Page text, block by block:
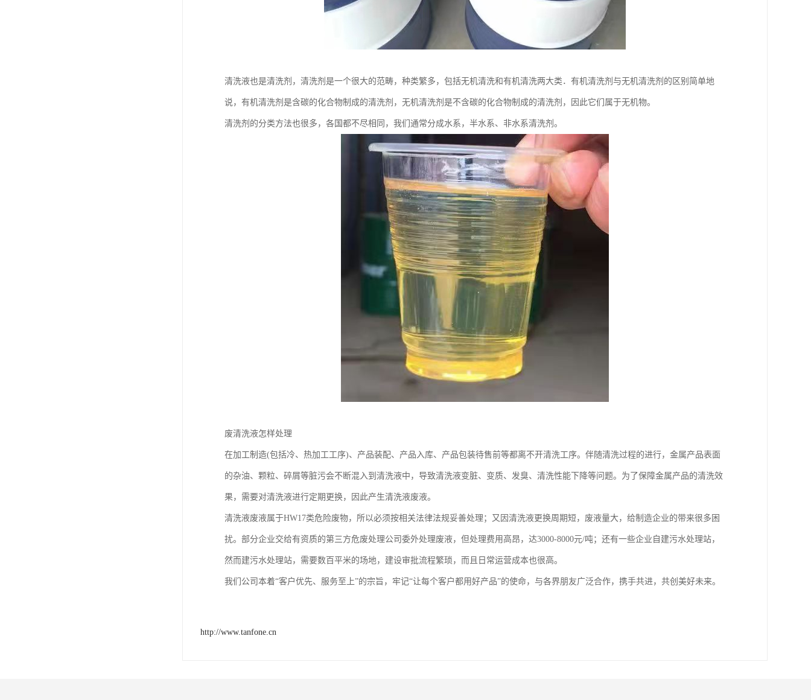
清洗液也是清洗剂，清洗剂是一个很大的范畴，种类繁多，包括无机清洗和有机清洗两大类．有机清洗剂与无机清洗剂的区别简单地
说，有机清洗剂是含碳的化合物制成的清洗剂，无机清洗剂是不含碳的化合物制成的清洗剂，因此它们属于无机物。
清洗剂的分类方法也很多，各国都不尽相同，我们通常分成水系，半水系、非水系清洗剂。
废清洗液怎样处理
在加工制造(包括冷、热加工工序)、产品装配、产品入库、产品包装待售前等都离不开清洗工序。伴随清洗过程的进行，金属产品表面
的杂油、颗粒、碎屑等脏污会不断混入到清洗液中，导致清洗液变脏、变质、发臭、清洗性能下降等问题。为了保障金属产品的清洗效
果，需要对清洗液进行定期更换，因此产生清洗液废液。
清洗液废液属于HW17类危险废物，所以必须按相关法律法规妥善处理；又因清洗液更换周期短，废液量大，给制造企业的带来很多困
扰。部分企业交给有资质的第三方危废处理公司委外处理废液，但处理费用高昂，达3000-8000元/吨；还有一些企业自建污水处理站，
然而建污水处理站，需要数百平米的场地，建设审批流程繁琐，而且日常运营成本也很高。
我们公司本着“客户优先、服务至上”的宗旨，牢记“让每个客户都用好产品”的使命，与各界朋友广泛合作，携手共进，共创美好未来。
http://www.tanfone.cn